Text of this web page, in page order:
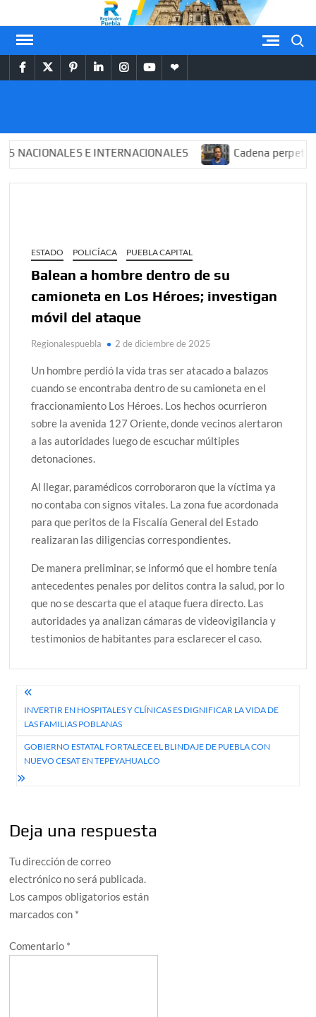
al
contenido
facebooktwitterpinterest
linkedininstagram
youtubethemespiral
PUEBLA
E INTERNACIONALES Cadena perpetua
ESTADO POLICÍACA PUEBLA CAPITAL
Balean a hombre dentro de su
camioneta en Los Héroes; investigan
móvil del ataque
Regionalespuebla 2 de diciembre de 2025
Un hombre perdió la vida tras ser atacado a balazos
cuando se encontraba dentro de su camioneta en el
fraccionamiento Los Héroes. Los hechos ocurrieron
sobre la avenida 127 Oriente, donde vecinos alertaron
a las autoridades luego de escuchar múltiples
detonaciones.
Al llegar, paramédicos corroboraron que la víctima ya
no contaba con signos vitales. La zona fue acordonada
para que peritos de la Fiscalía General del Estado
realizaran las diligencias correspondientes.
De manera preliminar, se informó que el hombre tenía
antecedentes penales por delitos contra la salud, por lo
que no se descarta que el ataque fuera directo. Las
autoridades ya analizan cámaras de videovigilancia y
testimonios de habitantes para esclarecer el caso.
Navegación
de
entradas
INVERTIR EN HOSPITALES Y CLÍNICAS ES DIGNIFICAR LA VIDA DE
LAS FAMILIAS POBLANAS
GOBIERNO ESTATAL FORTALECE EL BLINDAJE DE PUEBLA CON
NUEVO CESAT EN TEPEYAHUALCO
Deja una respuesta
Tu dirección de correo
electrónico no será publicada.
Los campos obligatorios están
marcados con *
Comentario *